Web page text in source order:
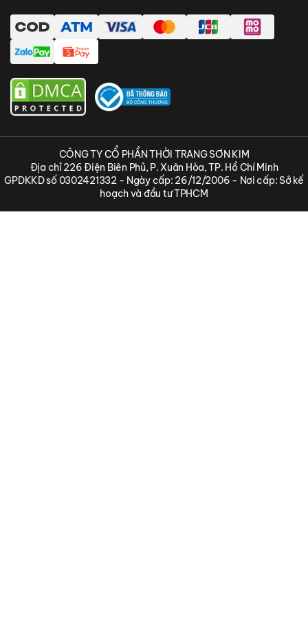
CÔNG TY CỔ PHẦN THỜI TRANG SƠN KIM
Địa chỉ 226 Điện Biên Phủ, P. Xuân Hòa, TP. Hồ Chí Minh
GPDKKD số 0302421332 - Ngày cấp: 26/12/2006 - Nơi cấp: Sở kế
hoạch và đầu tư TPHCM